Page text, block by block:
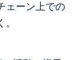
ェーン上での